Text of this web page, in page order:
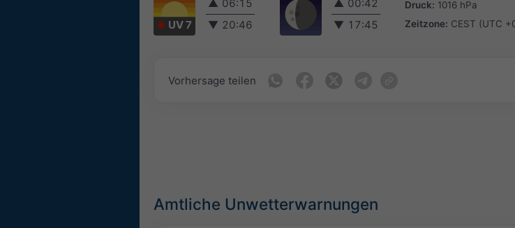
UV 7
▲ 06:15
▼ 20:46
▲ 00:42
▼ 17:45
Druck: 1016 hPa
Zeitzone: CEST (UTC
Vorhersage teilen
Amtliche Unwetterwarnungen